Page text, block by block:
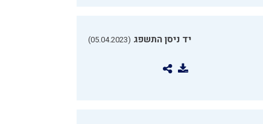
יד ניסן התשפג (05.04.2023)